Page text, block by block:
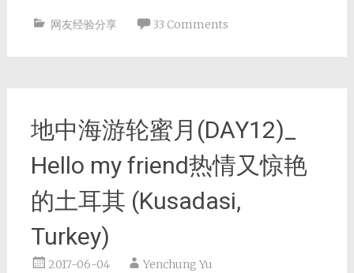
网友经验分享 33 Comments
地中海游轮蜜月(DAY12)_
Hello my friend热情又惊艳
的土耳其 (Kusadasi,
Turkey)
2017-06-04 Yenchung Yu